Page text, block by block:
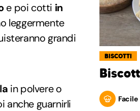
e poi cotti in
leggermente
grandi
in polvere o
anche guarnirli
BISCOTTI
Facile